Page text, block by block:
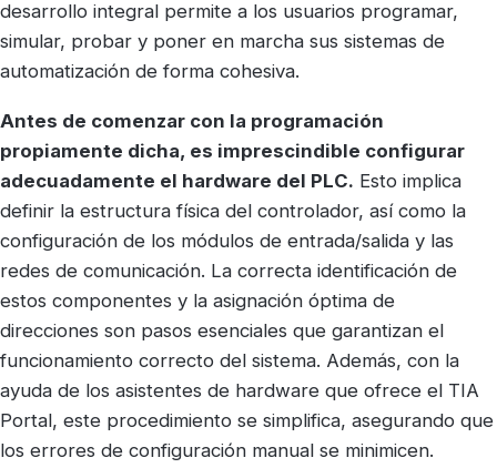
desarrollo integral permite a los usuarios programar,
simular, probar y poner en marcha sus sistemas de
automatización de forma cohesiva.
Antes de comenzar con la programación
propiamente dicha, es imprescindible configurar
adecuadamente el hardware del PLC. Esto implica
definir la estructura física del controlador, así como la
configuración de los módulos de entrada/salida y las
redes de comunicación. La correcta identificación de
estos componentes y la asignación óptima de
direcciones son pasos esenciales que garantizan el
funcionamiento correcto del sistema. Además, con la
ayuda de los asistentes de hardware que ofrece el TIA
Portal, este procedimiento se simplifica, asegurando que
los errores de configuración manual se minimicen.